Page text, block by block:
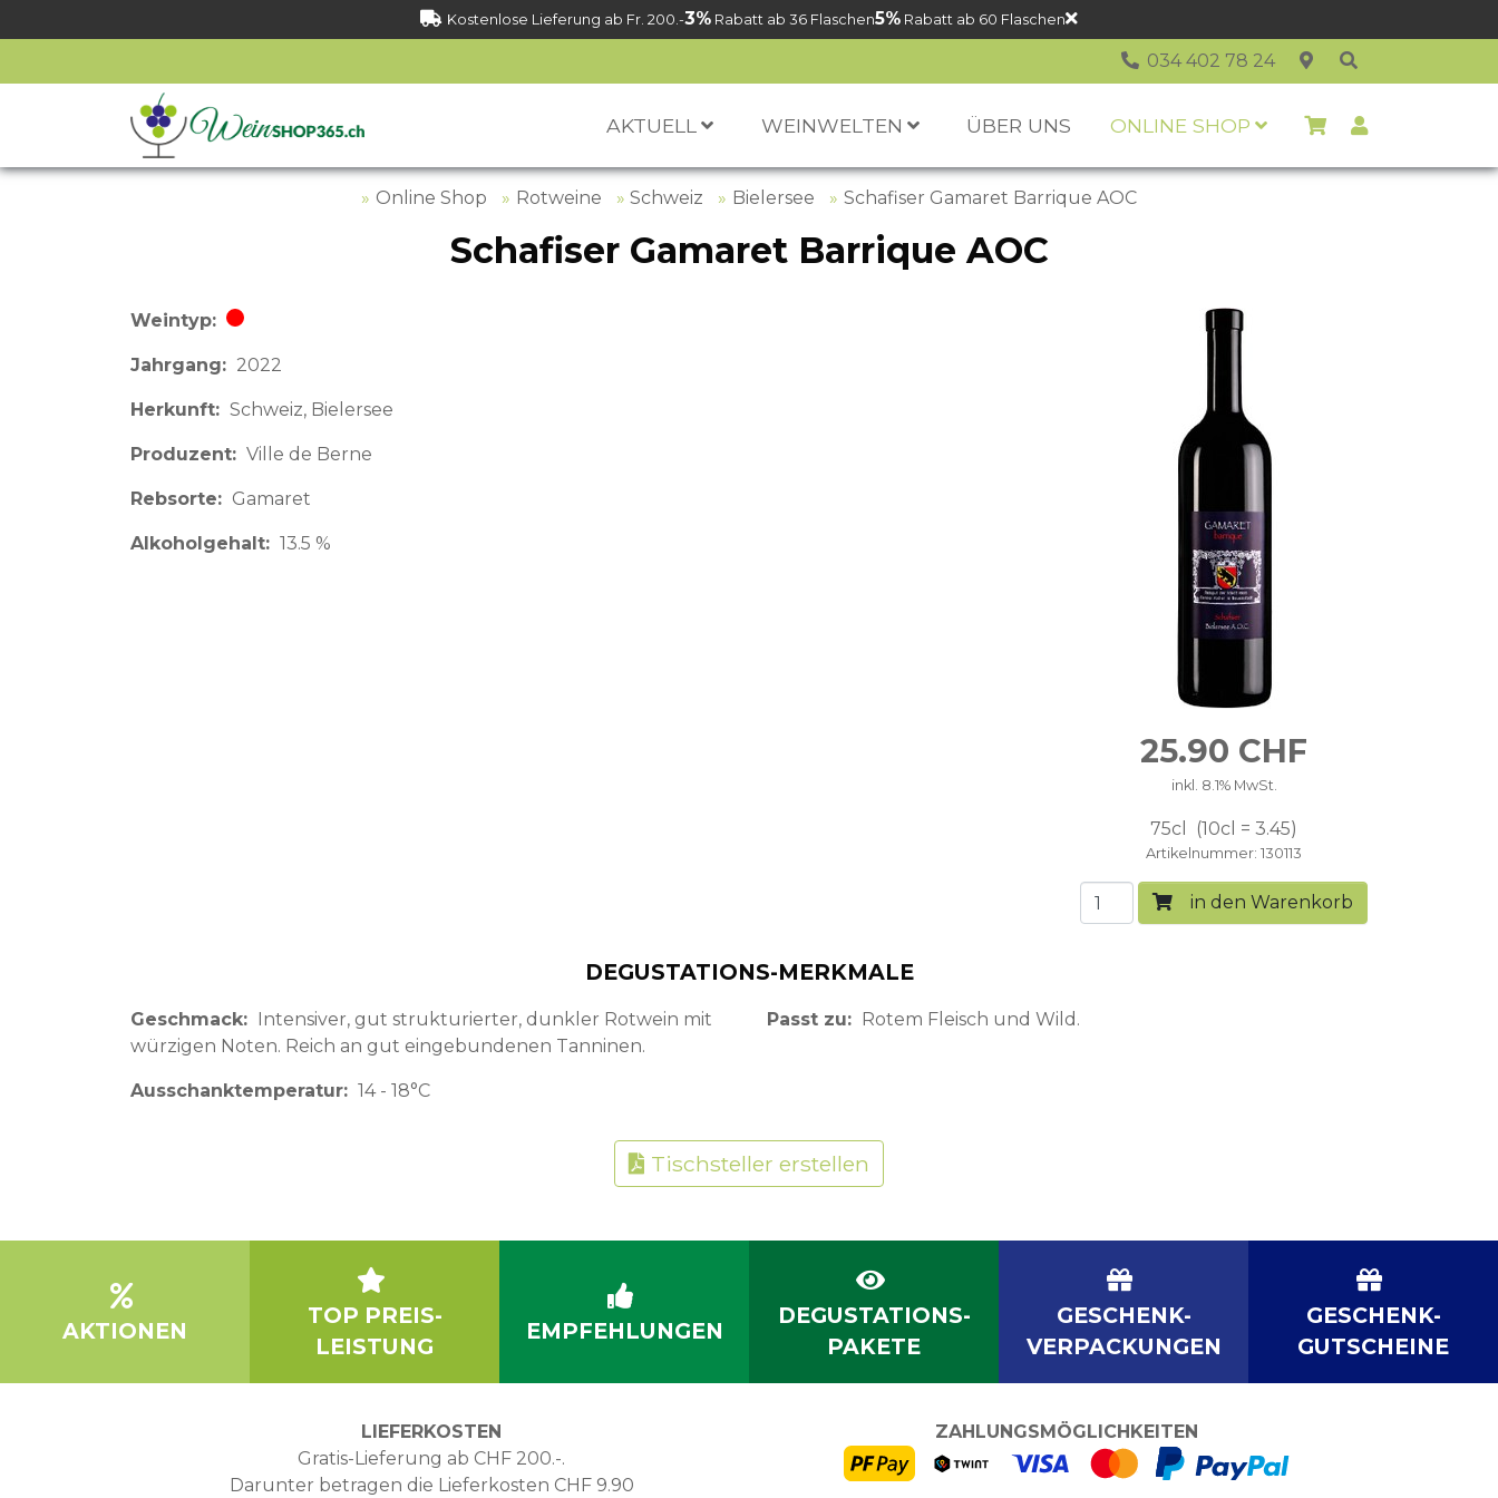
Kostenlose Lieferung ab Fr. 200.-3%Rabatt ab 36 Flaschen5%Rabatt ab 60 Flaschen
034 402 78 24
AKTUELL WEINWELTEN ÜBER UNS ONLINE SHOP
Online Shop Rotweine Schweiz Bielersee Schafiser Gamaret Barrique AOC
Schafiser Gamaret Barrique AOC
25.90 CHF
inkl. 8.1% MwSt.
75cl 10cl = 3.45
Artikelnummer 130113
in den Warenkorb
Weintyp Rotwein
Jahrgang 2022
Herkunft Schweiz Bielersee
Produzent Ville de Berne
Rebsorte Gamaret
Alkoholgehalt 13.5 %
DEGUSTATIONS-MERKMALE
Geschmack
Intensiver, gut strukturierter, dunkler Rotwein mit
würzigen Noten. Reich an gut eingebundenen Tanninen.
Passt zu Rotem Fleisch und Wild.
Ausschanktemperatur 14 - 18°C
Tischsteller erstellen
AKTIONEN
TOP PREIS-
LEISTUNG
EMPFEHLUNGEN
DEGUSTATIONS-
PAKETE
GESCHENK-
VERPACKUNGEN
GESCHENK-
GUTSCHEINE
LIEFERKOSTEN
Gratis-Lieferung ab CHF 200.-.
Darunter betragen die Lieferkosten CHF 9.90
ZAHLUNGSMÖGLICHKEITEN